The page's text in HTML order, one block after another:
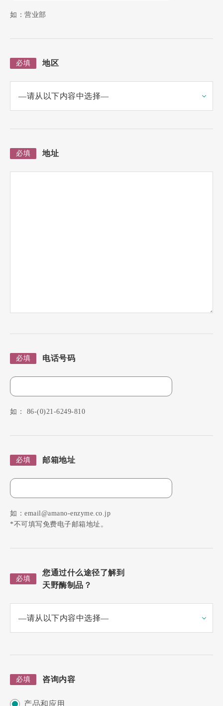
如：营业部
必填 地区
必填 地址
必填 电话号码
如： 86-(0)21-6249-810
必填 邮箱地址
如：email@amano-enzyme.co.jp
*不可填写免费电子邮箱地址。
必填
您通过什么途径了解到
天野酶制品？
必填 咨询内容
产品和应用